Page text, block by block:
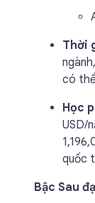
Thời
có
Học
USD/
quốc
Bậc Sau